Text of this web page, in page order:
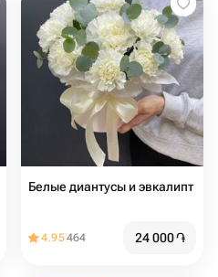
Белые диантусы и эвкалипт
4.95464 24 000֏